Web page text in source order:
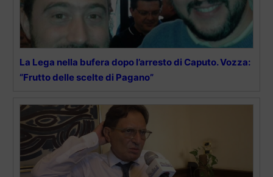
La Lega nella bufera dopo l’arresto di Caputo. Vozza:
“Frutto delle scelte di Pagano”